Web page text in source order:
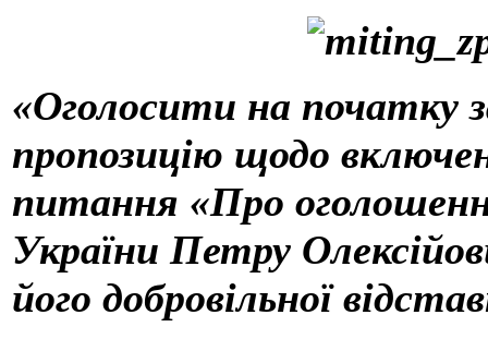
«Оголосити на початку
пропозицію щодо
питання «Про
України Петру
його добровільної